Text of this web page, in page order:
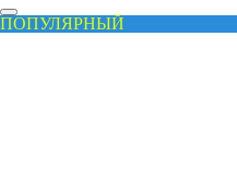
ПОПУЛЯРНЫЙ